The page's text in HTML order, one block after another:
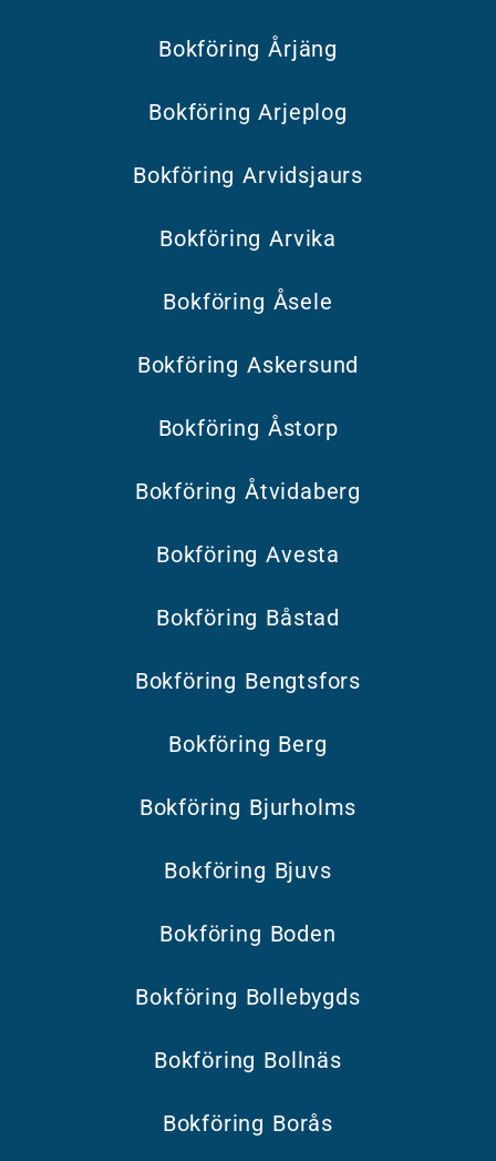
Bokföring Årjäng
Bokföring Arjeplog
Bokföring Arvidsjaurs
Bokföring Arvika
Bokföring Åsele
Bokföring Askersund
Bokföring Åstorp
Bokföring Åtvidaberg
Bokföring Avesta
Bokföring Båstad
Bokföring Bengtsfors
Bokföring Berg
Bokföring Bjurholms
Bokföring Bjuvs
Bokföring Boden
Bokföring Bollebygds
Bokföring Bollnäs
Bokföring Borås